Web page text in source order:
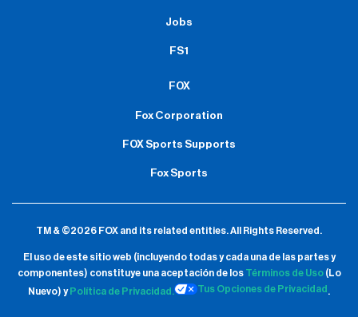
Jobs
FS1
FOX
Fox Corporation
FOX Sports Supports
Fox Sports
TM & ©2026 FOX and its related entities.All Rights Reserved.
El uso de este sitio web (incluyendo todas y cada una de las partes y
componentes) constituye una aceptación de los Términos de Uso(Lo
Nuevo) y Política de Privacidad. Tus Opciones de Privacidad .